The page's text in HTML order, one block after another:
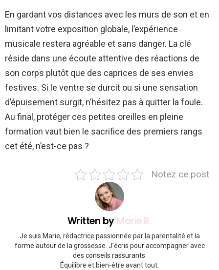
En gardant vos distances avec les murs de son et en
limitant votre exposition globale, l’expérience
musicale restera agréable et sans danger. La clé
réside dans une écoute attentive des réactions de
son corps plutôt que des caprices de ses envies
festives. Si le ventre se durcit ou si une sensation
d’épuisement surgit, n’hésitez pas à quitter la foule.
Au final, protéger ces petites oreilles en pleine
formation vaut bien le sacrifice des premiers rangs
cet été, n’est-ce pas ?
Notez ce post
Written byMarie R.
Je suis Marie, rédactrice passionnée par la parentalité et la
forme autour de la grossesse. J’écris pour accompagner avec
des conseils rassurants.
Équilibre et bien-être avant tout.